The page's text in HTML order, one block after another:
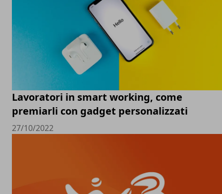
Lavoratori in smart working, come
premiarli con gadget personalizzati
27/10/2022